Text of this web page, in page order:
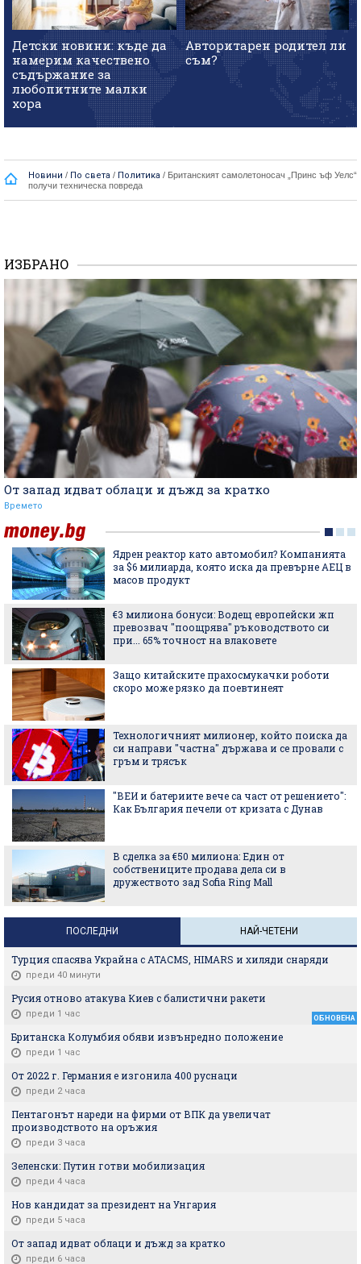
Детски новини: къде да
намерим качествено
съдържание за
любопитните малки
хора
Авторитарен родител ли
съм?
Новини / По света / Политика / Британският самолетоносач „Принс ъф Уелс“
получи техническа повреда
ИЗБРАНО
От запад идват облаци и дъжд за кратко
Времето
Ядрен реактор като автомобил? Компанията
за $6 милиарда, която иска да превърне АЕЦ в
масов продукт
€3 милиона бонуси: Водещ европейски жп
превозвач "поощрява" ръководството си
при... 65% точност на влаковете
Защо китайските прахосмукачки роботи
скоро може рязко да поевтинеят
Технологичният милионер, който поиска да
си направи "частна" държава и се провали с
гръм и трясък
"ВЕИ и батериите вече са част от решението":
Как България печели от кризата с Дунав
В сделка за €50 милиона: Един от
собствениците продава дела си в
дружеството зад Sofia Ring Mall
ПОСЛЕДНИ НАЙ-ЧЕТЕНИ
Турция спасява Украйна с ATACMS, HIMARS и хиляди снаряди
преди 40 минути
Русия отново атакува Киев с балистични ракети
преди 1 час ОБНОВЕНА
Британска Колумбия обяви извънредно положение
преди 1 час
От 2022 г. Германия е изгонила 400 руснаци
преди 2 часа
Пентагонът нареди на фирми от ВПК да увеличат
производството на оръжия
преди 3 часа
Зеленски: Путин готви мобилизация
преди 4 часа
Нов кандидат за президент на Унгария
преди 5 часа
От запад идват облаци и дъжд за кратко
преди 6 часа